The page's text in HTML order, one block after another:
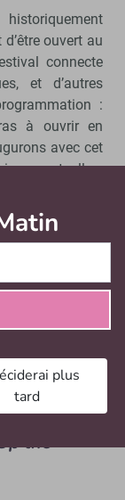
ouvert au
connecte
et d’autres
:
à ouvrir en
avec cet
actuelles.
1948, l’Opéra
et nous
cafés jazz
autant, cela
dans l’année,
que nous
the
plus
tard